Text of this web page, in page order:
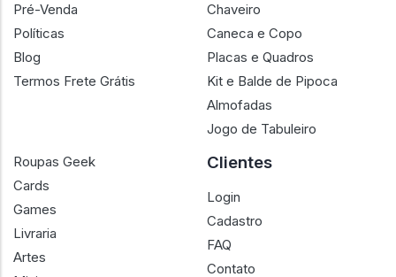
Pré-Venda
Políticas
Blog
Termos Frete Grátis
Chaveiro
Caneca e Copo
Placas e Quadros
Kit e Balde de Pipoca
Almofadas
Jogo de Tabuleiro
Roupas Geek
Cards
Games
Livraria
Artes
Clientes
Login
Cadastro
FAQ
Contato